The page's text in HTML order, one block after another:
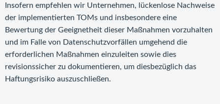
Insofern empfehlen wir Unternehmen, lückenlose Nachweise
der implementierten TOMs und insbesondere eine
Bewertung der Geeignetheit dieser Maßnahmen vorzuhalten
und im Falle von Datenschutzvorfällen umgehend die
erforderlichen Maßnahmen einzuleiten sowie dies
revisionssicher zu dokumentieren, um diesbezüglich das
Haftungsrisiko auszuschließen.